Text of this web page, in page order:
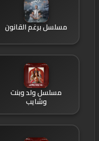
مسلسل برغم القانون
مسلسل ولد وبنت
وشايب